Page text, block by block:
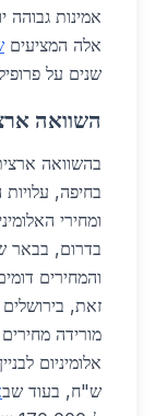
אמינות גבוהה
אלה המציעים
שנים על
השוואה
בהשוואה
בדרום, בבאר
והמחירים
זאת,
מורידה
ש"ח, בעוד שב